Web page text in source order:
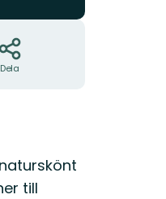
Dela
till